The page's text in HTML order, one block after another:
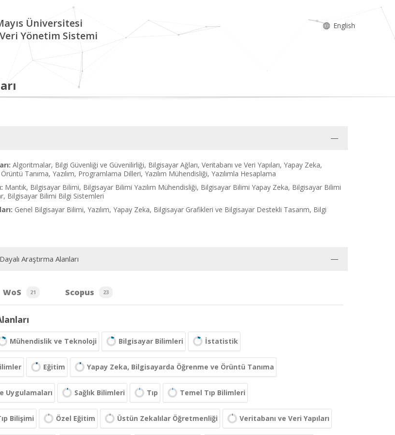
Üniversitesi
Yönetim Sistemi
English
Algoritmalar, Bilgi Güvenliği ve Güvenilirliği, Bilgisayar Ağları, Veritabanı ve Veri Yapıları, Yapay Zeka,
Tanıma, Yazılım, Programlama Dilleri, Yazılım Mühendisliği, Yazılımla Hesaplama
Mantık, Bilgisayar Bilimi, Bilgisayar Bilimi Yazılım Mühendisliği, Bilgisayar Bilimi Yapay Zeka, Bilgisayar Bilimi
Bilgisayar Bilimi Bilgi Sistemleri
Genel Bilgisayar Bilimi, Yazılım, Yapay Zeka, Bilgisayar Grafikleri ve Bilgisayar Destekli Tasarım, Bilgi
Araştırma Alanları
WoS 21 Scopus 23
Mühendislik ve Teknoloji Bilgisayar Bilimleri İstatistik
Eğitim Yapay Zeka, Bilgisayarda Öğrenme ve Örüntü Tanıma
Uygulamaları Sağlık Bilimleri Tıp Temel Tıp Bilimleri
Bilişimi Özel Eğitim Üstün Zekalılar Öğretmenliği Veritabanı ve Veri Yapıları